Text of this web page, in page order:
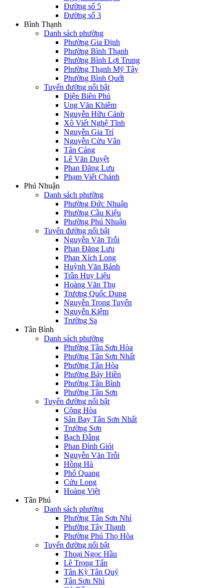
Đường số 5
Đường số 3
Bình Thạnh
Danh sách phường
Phường Gia Định
Phường Bình Thạnh
Phường Bình Lợi Trung
Phường Thạnh Mỹ Tây
Phường Bình Quới
Tuyến đường nổi bật
Điện Biên Phủ
Ung Văn Khiêm
Nguyễn Hữu Cảnh
Xô Viết Nghệ Tĩnh
Nguyễn Gia Trí
Nguyễn Cửu Vân
Tân Cảng
Lê Văn Duyệt
Phan Đăng Lưu
Phạm Viết Chánh
Phú Nhuận
Danh sách phường
Phường Đức Nhuận
Phường Cầu Kiệu
Phường Phú Nhuận
Tuyến đường nổi bật
Nguyễn Văn Trỗi
Phan Đăng Lưu
Phan Xích Long
Huỳnh Văn Bánh
Trần Huy Liệu
Hoàng Văn Thụ
Trương Quốc Dung
Nguyễn Trọng Tuyển
Nguyễn Kiệm
Trường Sa
Tân Bình
Danh sách phường
Phường Tân Sơn Hòa
Phường Tân Sơn Nhất
Phường Tân Hòa
Phường Bảy Hiền
Phường Tân Bình
Phường Tân Sơn
Tuyến đường nổi bật
Cộng Hòa
Sân Bay Tân Sơn Nhất
Trường Sơn
Bạch Đằng
Phan Đình Giót
Nguyễn Văn Trỗi
Hồng Hà
Phổ Quang
Cửu Long
Hoàng Việt
Tân Phú
Danh sách phường
Phường Tân Sơn Nhì
Phường Tây Thạnh
Phường Phú Thọ Hòa
Tuyến đường nổi bật
Thoại Ngọc Hầu
Lê Trọng Tấn
Tân Kỳ Tân Quý
Tân Sơn Nhì